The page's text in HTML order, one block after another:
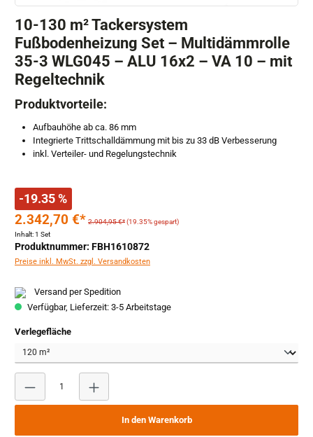
10-130 m² Tackersystem
Fußbodenheizung Set – Multidämmrolle
35-3 WLG045 – ALU 16x2 – VA 10 – mit
Regeltechnik
Produktvorteile:
Aufbauhöhe ab ca. 86 mm
Integrierte Trittschalldämmung mit bis zu 33 dB Verbesserung
inkl. Verteiler- und Regelungstechnik
-19.35 %
2.342,70 €* 2.904,95 €*(19.35% gespart)
Inhalt:1 Set
Produktnummer: FBH1610872
Preise inkl. MwSt. zzgl. Versandkosten
Versand per Spedition
Verfügbar, Lieferzeit: 3-5 Arbeitstage
Verlegeflächeauswählen
Produkt Anzahl: Gib den gewünschten Wert ein oder
In den Warenkorb